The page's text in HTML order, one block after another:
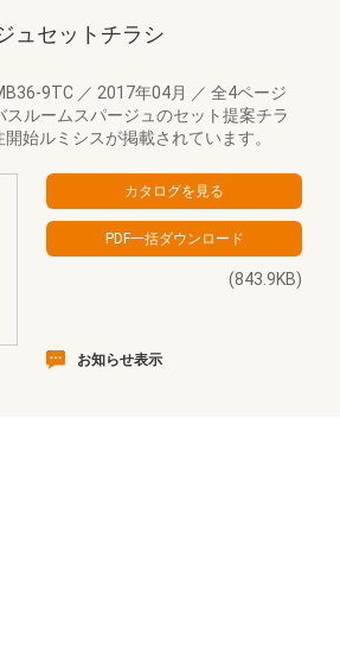
ュセットチラシ
9TC ／ 2017年04月 ／ 全4ページ
ルームスパージュのセット提案チラ
始ルミシスが掲載されています。
(843.9KB)
お知らせ表示